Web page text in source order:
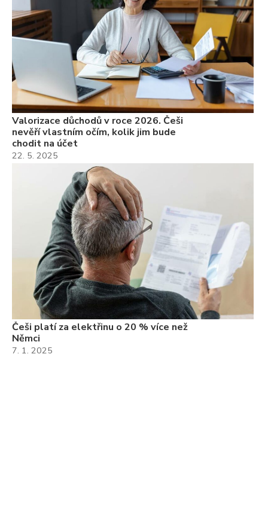
Valorizace důchodů v roce 2026. Češi
nevěří vlastním očím, kolik jim bude
chodit na účet
22. 5. 2025
Češi platí za elektřinu o 20 % více než
Němci
7. 1. 2025